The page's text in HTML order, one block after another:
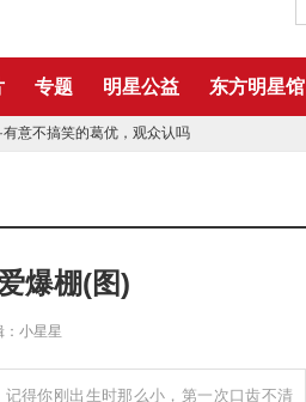
专题 明星公益 东方明星馆
·有意不搞笑的葛优，观众认吗
爆棚(图)
小星星
得你刚出生时那么小，第一次口齿不清